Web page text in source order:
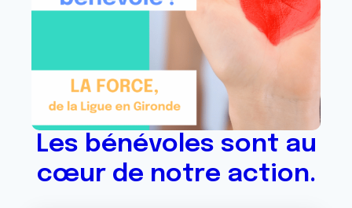
Les bénévoles sont au
cœur de notre action.